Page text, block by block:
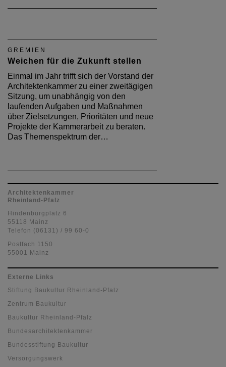
GREMIEN
Weichen für die Zukunft stellen
Einmal im Jahr trifft sich der Vorstand der
Architektenkammer zu einer zweitägigen
Sitzung, um unabhängig von den
laufenden Aufgaben und Maßnahmen
über Zielsetzungen, Prioritäten und neue
Projekte der Kammerarbeit zu beraten.
Das Themenspektrum der…
Architektenkammer
Rheinland-Pfalz
Hindenburgplatz 6
55118 Mainz
Telefon (06131) / 99 60-0
Postfach 1150
55001 Mainz
Externe Links
Stiftung Baukultur Rheinland-Pfalz
Zentrum Baukultur
Baukultur Rheinland-Pfalz
Bundesarchitektenkammer
Bundesstiftung Baukultur
Versorgungswerk